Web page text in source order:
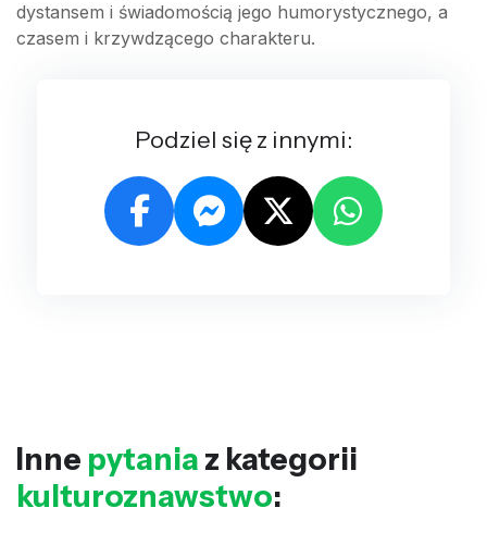
dystansem i świadomością jego humorystycznego, a
czasem i krzywdzącego charakteru.
Podziel się z innymi:
Inne pytania z kategorii
kulturoznawstwo: